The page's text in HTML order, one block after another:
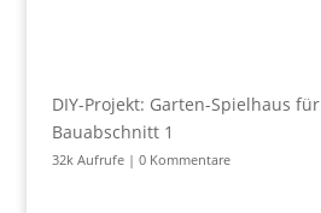
DIY-Projekt: Garten-Spielhaus
Bauabschnitt 1
32k Aufrufe| 0 Kommentare